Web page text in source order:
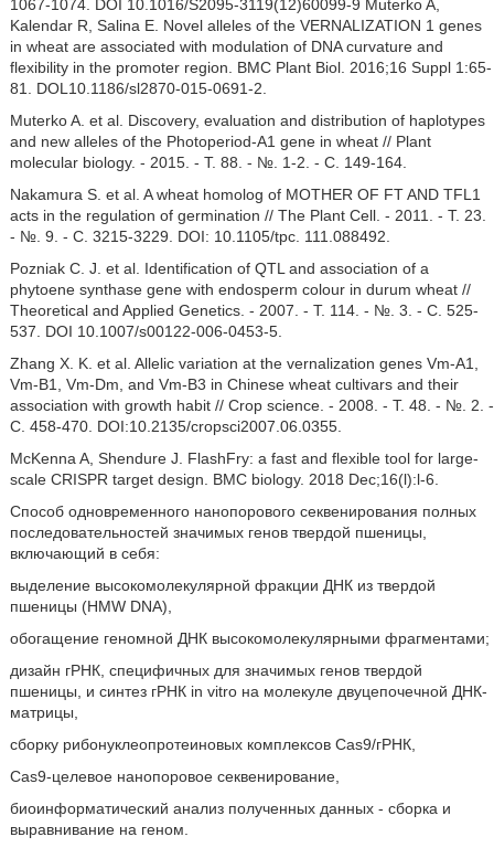
1067-1074. DOI 10.1016/S2095-3119(12)60099-9 Muterko A,
Kalendar R, Salina E. Novel alleles of the VERNALIZATION 1 genes
in wheat are associated with modulation of DNA curvature and
flexibility in the promoter region. BMC Plant Biol. 2016;16 Suppl 1:65-
81. DOL10.1186/sl2870-015-0691-2.
Muterko A. et al. Discovery, evaluation and distribution of haplotypes
and new alleles of the Photoperiod-A1 gene in wheat // Plant
molecular biology. - 2015. - T. 88. - №. 1-2. - C. 149-164.
Nakamura S. et al. A wheat homolog of MOTHER OF FT AND TFL1
acts in the regulation of germination // The Plant Cell. - 2011. - T. 23.
- №. 9. - C. 3215-3229. DOI: 10.1105/tpc. 111.088492.
Pozniak C. J. et al. Identification of QTL and association of a
phytoene synthase gene with endosperm colour in durum wheat //
Theoretical and Applied Genetics. - 2007. - Т. 114. - №. 3. - C. 525-
537. DOI 10.1007/s00122-006-0453-5.
Zhang X. K. et al. Allelic variation at the vernalization genes Vm-A1,
Vm-B1, Vm-Dm, and Vm-B3 in Chinese wheat cultivars and their
association with growth habit // Crop science. - 2008. - T. 48. - №. 2. -
C. 458-470. DOI:10.2135/cropsci2007.06.0355.
McKenna A, Shendure J. FlashFry: a fast and flexible tool for large-
scale CRISPR target design. BMC biology. 2018 Dec;16(l):l-6.
Способ одновременного нанопорового секвенирования полных
последовательностей значимых генов твердой пшеницы,
включающий в себя:
выделение высокомолекулярной фракции ДНК из твердой
пшеницы (HMW DNA),
обогащение геномной ДНК высокомолекулярными фрагментами;
дизайн гРНК, специфичных для значимых генов твердой
пшеницы, и синтез гРНК in vitro на молекуле двуцепочечной ДНК-
матрицы,
сборку рибонуклеопротеиновых комплексов Cas9/гРНК,
Cas9-целевое нанопоровое секвенирование,
биоинформатический анализ полученных данных - сборка и
выравнивание на геном.